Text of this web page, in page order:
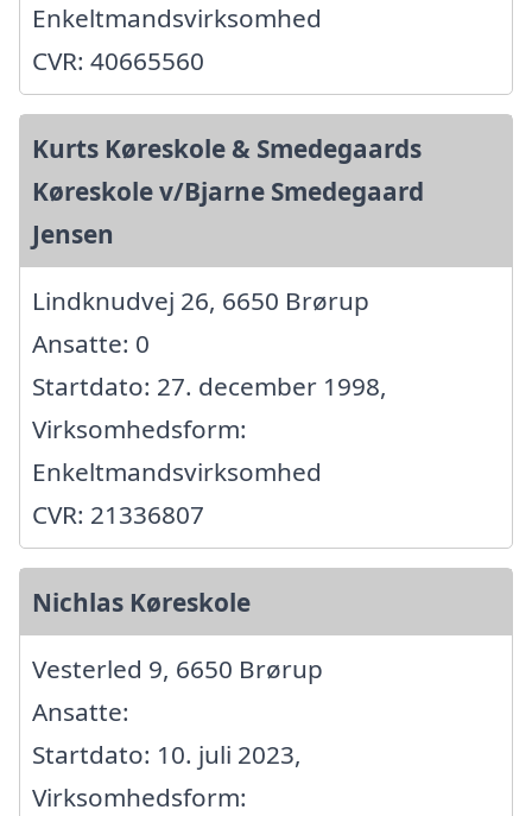
Enkeltmandsvirksomhed
CVR: 40665560
Kurts Køreskole & Smedegaards
Køreskole v/Bjarne Smedegaard
Jensen
Lindknudvej 26, 6650 Brørup
Ansatte: 0
Startdato: 27. december 1998,
Virksomhedsform:
Enkeltmandsvirksomhed
CVR: 21336807
Nichlas Køreskole
Vesterled 9, 6650 Brørup
Ansatte:
Startdato: 10. juli 2023,
Virksomhedsform: